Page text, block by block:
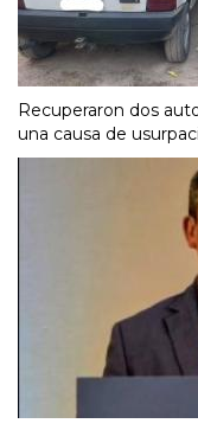
Recuperaron dos
una causa de